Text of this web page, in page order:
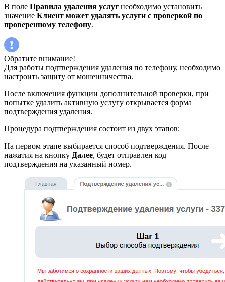
В поле Правила удаления услуг необходимо установить
значение Клиент может удалять услуги с проверкой по
проверенному телефону.
Обратите внимание!
Для работы подтверждения удаления по телефону, необходимо
настроить защиту от мошенничества.
После включения функции дополнительной проверки, при
попытке удалить активную услугу открывается форма
подтверждения удаления.
Процедура подтверждения состоит из двух этапов:
На первом этапе выбирается способ подтверждения. После
нажатия на кнопку Далее, будет отправлен код
подтверждения на указанный номер.